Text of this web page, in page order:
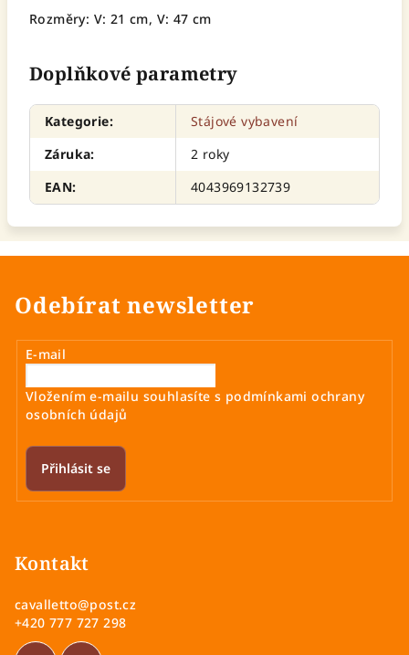
Rozměry: V: 21 cm, V: 47 cm
Doplňkové parametry
Kategorie:
Stájové vybavení
Záruka:
2 roky
EAN: 4043969132739
Odebírat newsletter
E-mail
Vložením e-mailu souhlasíte s podmínkami ochrany
osobních údajů
Přihlásit se
Kontakt
cavalletto@post.cz
+420 777 727 298